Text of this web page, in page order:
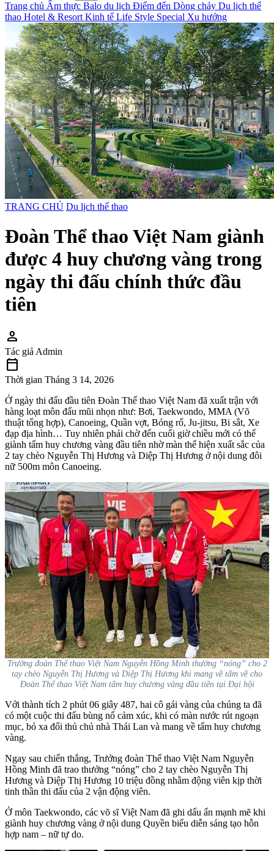
Trang chủ Ẩm thực Balo du lịch Điểm đến Dòng chảy Du lịch thể
thao Hotel & Resort Kinh tế Life Style Special Xu hướng
TRANG CHỦ Du lịch thể thao
Đoàn Thể thao Việt Nam giành
được 4 huy chương vàng trong
ngày thi đấu chính thức đầu
tiên
person
Tác giả Admin
calendar_today
Thời gian Tháng 3 14, 2026
Ở ngày thi đấu đầu tiên Đoàn Thể thao Việt Nam đã xuất trận với
hàng loạt môn đấu mũi nhọn như: Bơi, Taekwondo, MMA (Võ
thuật tổng hợp), Canoeing, Quần vợt, Bóng rổ, Ju-jitsu, Bi sắt, Xe
đạp địa hình… Tuy nhiên phải chờ đến cuối giờ chiều mới có thể
giành tấm huy chương vàng đầu tiên nhờ màn thể hiện xuất sắc của
2 tay chèo Nguyễn Thị Hương và Diệp Thị Hương ở nội dung đôi
nữ 500m môn Canoeing.
Trưởng đoàn Thể thao Việt Nam Nguyễn Hồng Minh thưởng “nóng” cho 2
tay chèo Nguyễn Thị Hương và Diệp Thị Hương khi mang về tấm về cho
Đoàn Thể thao Việt Nam tấm huy chương vàng đầu tiên tại Đại hội
Với thành tích 2 phút 06 giây 487, hai cô gái vàng của chúng ta đã
có một cuộc thi đấu bùng nổ cảm xúc, khi có màn nước rút ngoạn
mục, bỏ xa đối thủ chủ nhà Thái Lan và mang về tấm huy chương
vàng.
Ngay sau chiến thắng, Trưởng đoàn Thể thao Việt Nam Nguyễn
Hồng Minh đã trao thưởng “nóng” cho 2 tay chèo Nguyễn Thị
Hương và Diệp Thị Hương 10 triệu đồng nhằm động viên kịp thời
tinh thần thi đấu của 2 vận động viên.
Ở môn Taekwondo, các võ sĩ Việt Nam đã ghi dấu ấn mạnh mẽ khi
giành huy chương vàng ở nội dung Quyền biểu diễn sáng tạo hỗn
hợp nam – nữ tự do.